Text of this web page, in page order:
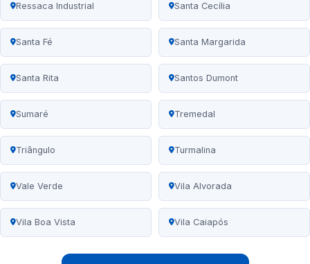
Ressaca Industrial Santa Cecília
Santa Fé Santa Margarida
Santa Rita Santos Dumont
Sumaré Tremedal
Triângulo Turmalina
Vale Verde Vila Alvorada
Vila Boa Vista Vila Caiapós